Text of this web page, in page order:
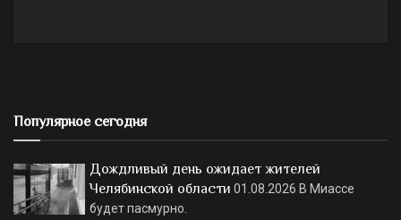
Популярное сегодня
Дождливый день ожидает жителей
Челябинской области 01.08.2026 В Миассе
будет пасмурно.